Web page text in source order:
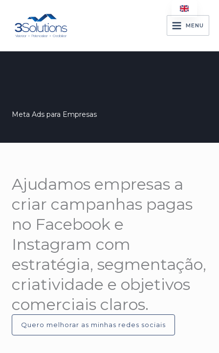
content
MENU
Meta Ads para Empresas
Ajudamos empresas a
criar campanhas pagas
no Facebook e
Instagram com
estratégia, segmentação,
criatividade e objetivos
comerciais claros.
Quero melhorar as minhas redes sociais